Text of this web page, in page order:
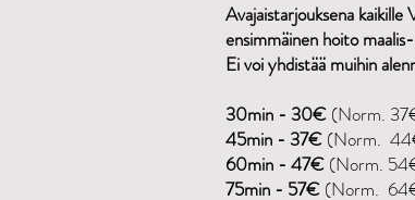
Avajaistarjouksena kaikille
ensimmäinen hoito
Ei voi yhdistää muihin
30min - 30€ (Norm.
45min - 37€ (Norm.
60min - 47€ (Norm.
75min - 57€ (Norm.